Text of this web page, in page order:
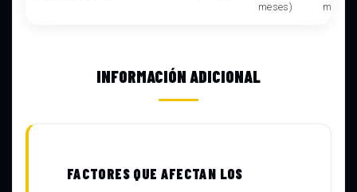
meses)
INFORMACIÓN ADICIONAL
FACTORES QUE AFECTAN LOS